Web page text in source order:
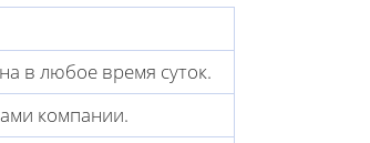
в любое время суток.
компании.